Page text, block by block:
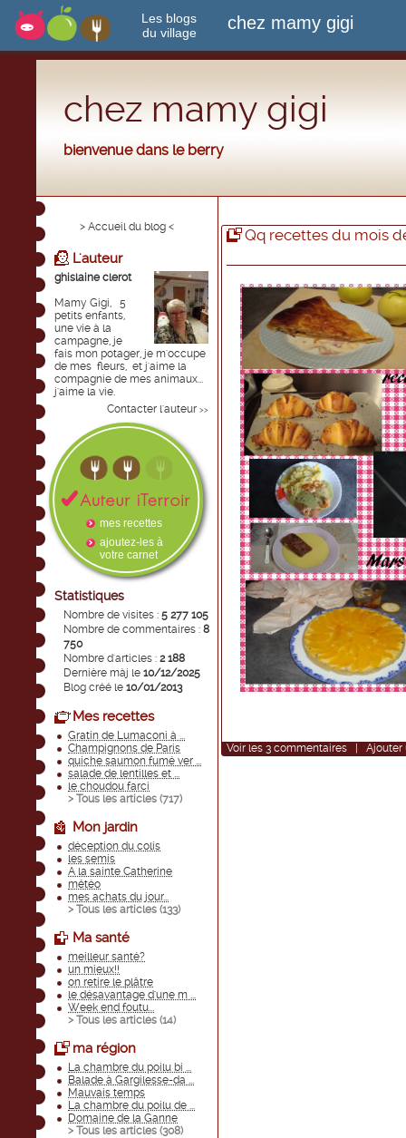
Les blogs
du village
chez mamy gigi
chez mamy gigi
bienvenue dans le berry
> Accueil du blog <
L'auteur
ghislaine clerot
Mamy Gigi, 5
petits enfants,
une vie à la
campagne, je
fais mon potager, je m'occupe
de mes fleurs, et j'aime la
compagnie de mes animaux...
j'aime la vie.
Contacter l'auteur >>
mes recettes
ajoutez-les à
votre carnet
Statistiques
Nombre de visites : 5 277 105
Nombre de commentaires : 8
750
Nombre d'articles : 2 188
Dernière màj le 10/12/2025
Blog créé le 10/01/2013
Mes recettes
Gratin de Lumaconi à ...
Champignons de Paris
quiche saumon fumé ver ...
salade de lentilles et ...
le choudou farci
> Tous les articles (717)
Mon jardin
déception du colis
les semis
A la sainte Catherine
météo
mes achats du jour...
> Tous les articles (133)
Ma santé
meilleur santé?
un mieux!!
on retire le plâtre
le désavantage d'une m ...
Week end foutu...
> Tous les articles (14)
ma région
La chambre du poilu bi ...
Balade à Gargilesse-da ...
Mauvais temps
La chambre du poilu de ...
Domaine de la Ganne
> Tous les articles (308)
Qq recettes du mois
Voir les 3 commentaires Ajouter